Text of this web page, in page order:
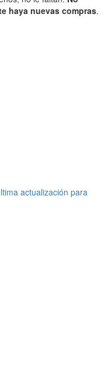
haya nuevas compras.
actualización para